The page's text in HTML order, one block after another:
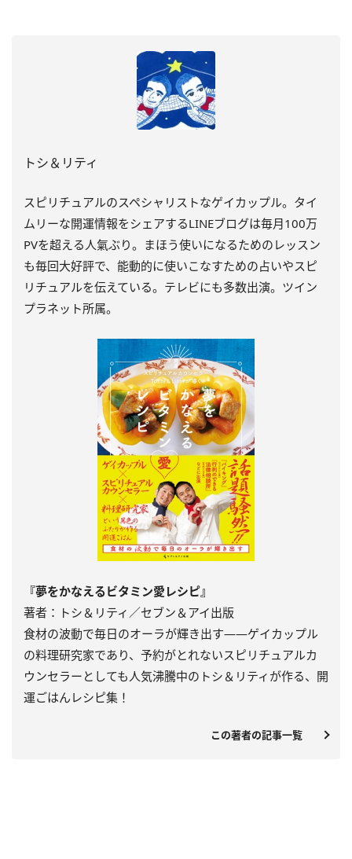
トシ＆リティ
スピリチュアルのスペシャリストなゲイカップル。タイ
ムリーな開運情報をシェアするLINEブログは毎月100万
PVを超える人氣ぶり。まほう使いになるためのレッスン
も毎回大好評で、能動的に使いこなすための占いやスピ
リチュアルを伝えている。テレビにも多数出演。ツイン
プラネット所属。
『夢をかなえるビタミン愛レシピ』
著者：トシ＆リティ／セブン＆アイ出版
食材の波動で毎日のオーラが輝き出す――ゲイカップル
の料理研究家であり、予約がとれないスピリチュアルカ
ウンセラーとしても人気沸騰中のトシ＆リティが作る、開
運ごはんレシピ集！
この著者の記事一覧